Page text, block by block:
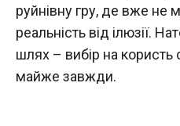
руйнівну гру, де вже не
реальність від ілюзії.
шлях – вибір на
майже завжди.